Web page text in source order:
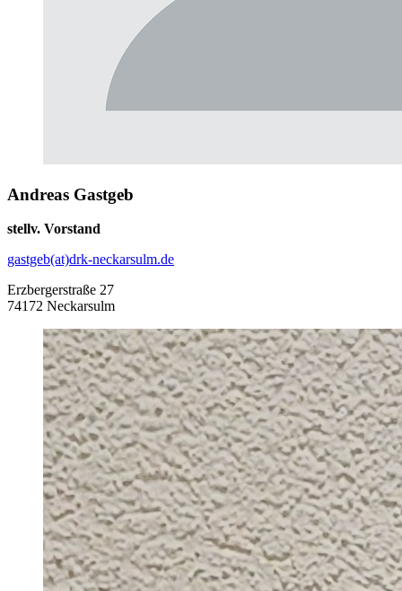
Andreas Gastgeb
stellv. Vorstand
gastgeb(at)drk-neckarsulm.de
Erzbergerstraße 27
74172 Neckarsulm